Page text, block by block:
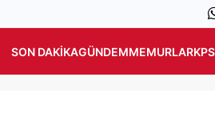
SON DAKIKAGÜNDEMMEMURLAR